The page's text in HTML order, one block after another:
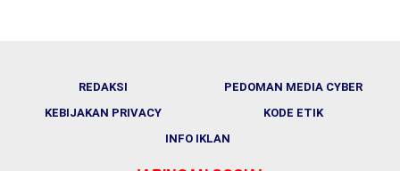
REDAKSI
PEDOMAN MEDIA CYBER
KEBIJAKAN PRIVACY
KODE ETIK
INFO IKLAN